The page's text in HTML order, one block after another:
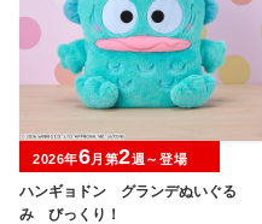
ハンギョドン グランデぬいぐる
み びっくり！
2026年6月第2週～登場